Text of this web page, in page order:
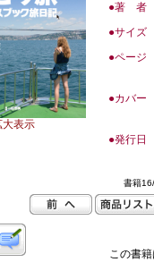
大表示
●著 者
●サイズ
●ページ
●カバー
●発行日
書籍
この書